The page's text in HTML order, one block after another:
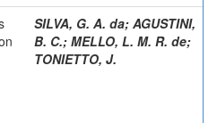
SILVA, G. A. da; AGUSTINI,
B. C.; MELLO, L. M. R. de;
TONIETTO, J.